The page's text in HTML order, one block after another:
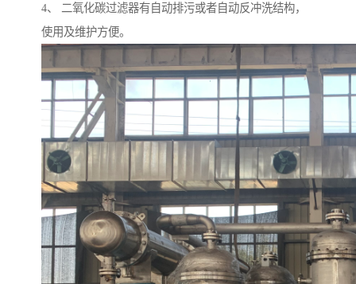
4、 二氧化碳过滤器有自动排污或者自动反冲洗结构，
使用及维护方便。